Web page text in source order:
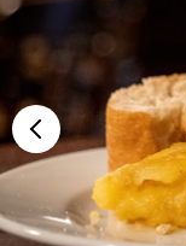
Hébergement
Établissements